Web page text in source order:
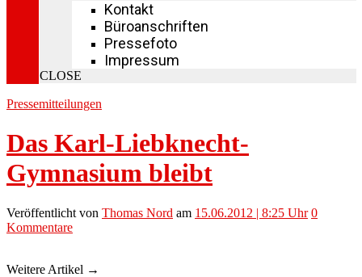
Kontakt
Büroanschriften
Pressefoto
Impressum
CLOSE
Pressemitteilungen
Das Karl-Liebknecht-
Gymnasium bleibt
Veröffentlicht von Thomas Nord am 15.06.2012 | 8:25 Uhr 0
Kommentare
Weitere Artikel →